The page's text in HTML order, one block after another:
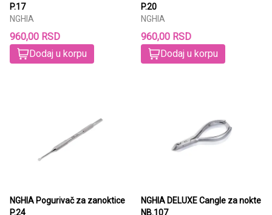
P.17
NGHIA
960,00 RSD
Dodaj u korpu
P.20
NGHIA
960,00 RSD
Dodaj u korpu
NGHIA Pogurivač za zanoktice
P.24
NGHIA DELUXE Cangle za nokte
NB.107